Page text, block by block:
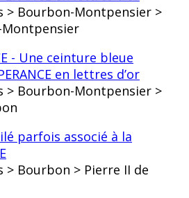
> Bourbon-Montpensier >
Montpensier
- Une ceinture bleue
en lettres d’or
> Bourbon-Montpensier >
parfois associé à la
> Bourbon > Pierre II de